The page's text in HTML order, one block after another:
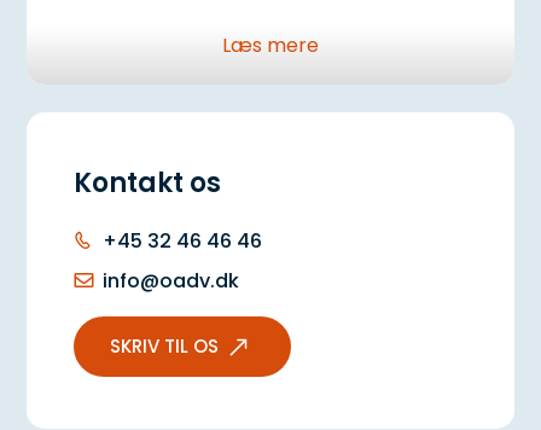
Husker du at få kautionspræmie af
regler om kapitalejerlån: Større
fleksibilitet for danske selskaber
Læs mere
Kontakt os
+45 32 46 46 46
info@oadv.dk
SKRIV TIL OS